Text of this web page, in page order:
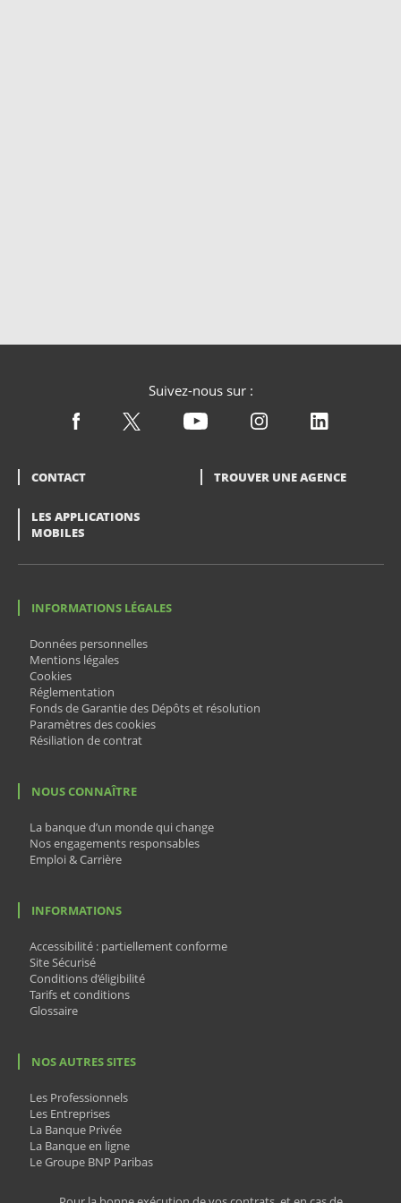
Suivez-nous sur :
CONTACT TROUVER UNE AGENCE
LES APPLICATIONS
MOBILES
INFORMATIONS LÉGALES
Données personnelles
Mentions légales
Cookies
Réglementation
Fonds de Garantie des Dépôts et résolution
Paramètres des cookies
Résiliation de contrat
NOUS CONNAÎTRE
La banque d’un monde qui change
Nos engagements responsables
Emploi & Carrière
INFORMATIONS
Accessibilité : partiellement conforme
Site Sécurisé
Conditions d’éligibilité
Tarifs et conditions
Glossaire
NOS AUTRES SITES
Les Professionnels
Les Entreprises
La Banque Privée
La Banque en ligne
Le Groupe BNP Paribas